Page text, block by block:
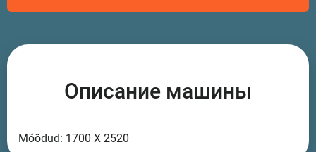
Описание машины
Mõõdud: 1700 X 2520